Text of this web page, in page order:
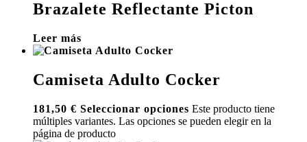
Brazalete Reflectante Picton
Leer más
Camiseta Adulto Cocker
181,50 € Seleccionar opciones Este producto tiene
múltiples variantes. Las opciones se pueden elegir en la
página de producto